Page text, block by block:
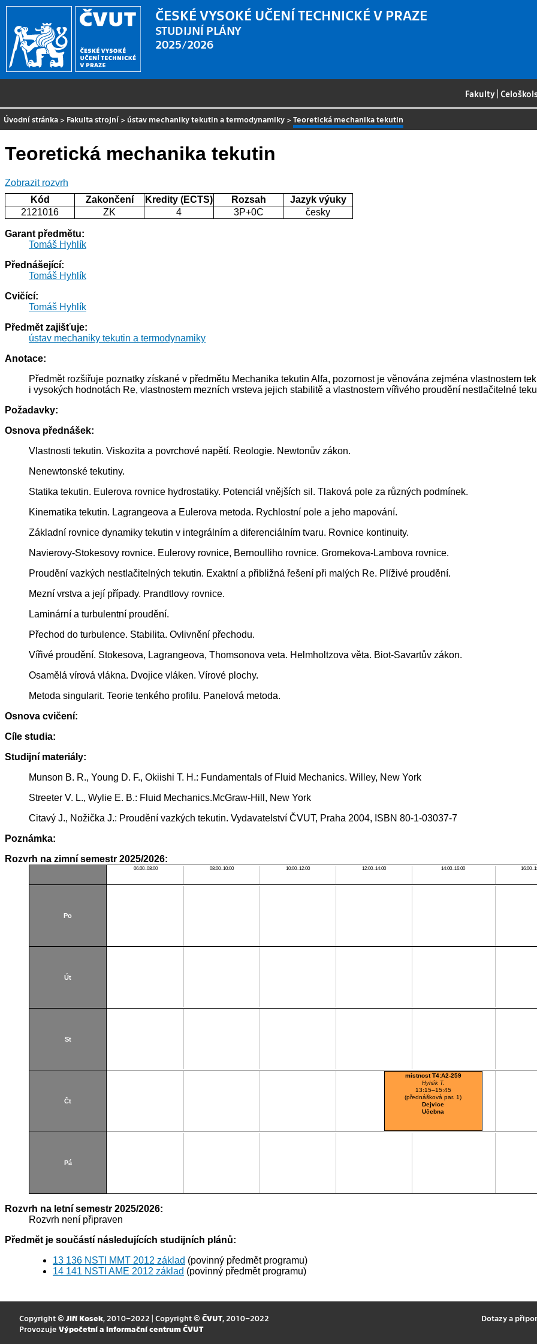
ČESKÉ VYSOKÉ UČENÍ TECHNICKÉ V PRAZE
STUDIJNÍ PLÁNY
2025/2026
Fakulty |
Úvodní stránka > Fakulta strojní > ústav mechaniky tekutin a termodynamiky >Teoretická mechanika tekutin
Teoretická mechanika tekutin
Zobrazit rozvrh
Kód
Zakončení Kredity (ECTS) Rozsah
Jazyk výuky
2121016
ZK 4 3P+0C česky
Garant předmětu:
Tomáš Hyhlík
Přednášející:
Tomáš Hyhlík
Cvičící:
Tomáš Hyhlík
Předmět zajišťuje:
ústav mechaniky tekutin a termodynamiky
Anotace:
Předmět rozšiřuje poznatky získané v předmětu Mechanika tekutin Alfa, pozornost je věnována zejména vlastnostem
i vysokých hodnotách Re, vlastnostem mezních vrsteva jejich stabilitě a vlastnostem vířivého proudění nestlačitelné
Požadavky:
Osnova přednášek:
Vlastnosti tekutin. Viskozita a povrchové napětí. Reologie. Newtonův zákon.
Nenewtonské tekutiny.
Statika tekutin. Eulerova rovnice hydrostatiky. Potenciál vnějších sil. Tlaková pole za různých podmínek.
Kinematika tekutin. Lagrangeova a Eulerova metoda. Rychlostní pole a jeho mapování.
Základní rovnice dynamiky tekutin v integrálním a diferenciálním tvaru. Rovnice kontinuity.
Navierovy-Stokesovy rovnice. Eulerovy rovnice, Bernoulliho rovnice. Gromekova-Lambova rovnice.
Proudění vazkých nestlačitelných tekutin. Exaktní a přibližná řešení při malých Re. Plíživé proudění.
Mezní vrstva a její případy. Prandtlovy rovnice.
Laminární a turbulentní proudění.
Přechod do turbulence. Stabilita. Ovlivnění přechodu.
Vířivé proudění. Stokesova, Lagrangeova, Thomsonova veta. Helmholtzova věta. Biot-Savartův zákon.
Osamělá vírová vlákna. Dvojice vláken. Vírové plochy.
Metoda singularit. Teorie tenkého profilu. Panelová metoda.
Osnova cvičení:
Cíle studia:
Studijní materiály:
Munson B. R., Young D. F., Okiishi T. H.: Fundamentals of Fluid Mechanics. Willey, New York
Streeter V. L., Wylie E. B.: Fluid Mechanics.McGraw-Hill, New York
Citavý J., Nožička J.: Proudění vazkých tekutin. Vydavatelství ČVUT, Praha 2004, ISBN 80-1-03037-7
Poznámka:
Rozvrh na zimní semestr 2025/2026:
06:00–08:00 08:00–10:00 10:00–12:00 12:00–14:00 14:00–16:00
Po
Út
St
Čt
místnost T4:A2-259
Hyhlík T.
13:15–15:45
(přednášková par. 1)
Dejvice
Učebna
Pá
Rozvrh na letní semestr 2025/2026:
Rozvrh není připraven
Předmět je součástí následujících studijních plánů:
13 136 NSTI MMT 2012 základ (povinný předmět programu)
14 141 NSTI AME 2012 základ (povinný předmět programu)
Copyright © Jiří Kosek, 2010–2022 | Copyright © ČVUT, 2010–2022
Provozuje Výpočetní a informační centrum ČVUT
Dotazy a